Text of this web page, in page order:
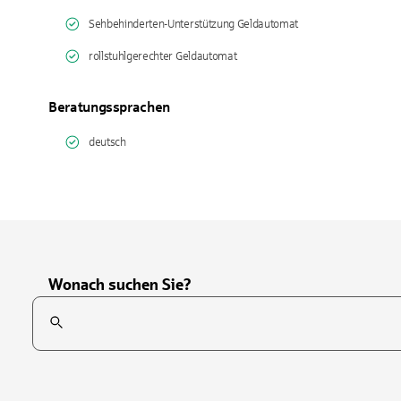
Sehbehinderten-Unterstützung Geldautomat
rollstuhlgerechter Geldautomat
Beratungssprachen
deutsch
Wonach suchen Sie?
Suchfeld